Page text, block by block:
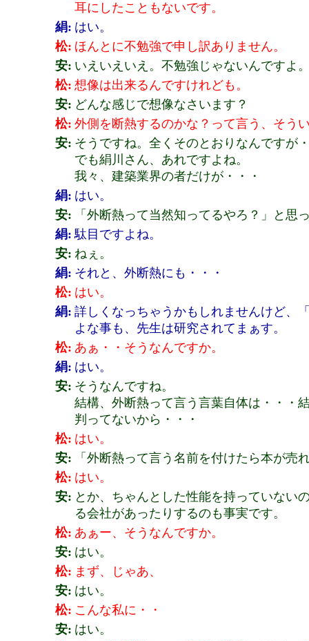
耳にしたこともないです。
絹: はい。
松: ほんとに不勉強で申し訳ありません。
安: いえいえいえ。不勉強じゃないんですよ
松: 想像は出来るんですけれども。
安: どんな感じで想像なさいます？
松: 外側を断熱するのかな？って言う、そう
安: そうですね。全くそのとおりなんですが
でも絹川さん、あれですよね。
我々、建築業界の者だけが・・・
絹: はい。
安:
「外断熱って当然知ってるやろ？」と思
絹: 駄目ですよね。
安: ねぇ。
絹: それと、外断熱にも・・・
松: はい。
絹: 詳しくなっちゃうかもしれませんけど、
よな事も、先生は研究されてまぁす。
松: あぁ・・そうなんですか。
絹: はい。
安: そうなんですね。
結構、外断熱って言う言葉自体は・・・
判ってないから・・・
松: はい。
安:
「外断熱って言う名前を付けたら本が売
松: はい。
安: とか、ちゃんとした性能を持っていない
る会社があったりするのも事実です。
松: あぁー、そうなんですか。
安: はい。
松: まず、じゃあ、
安: はい。
松: こんな私に・・
安: はい。